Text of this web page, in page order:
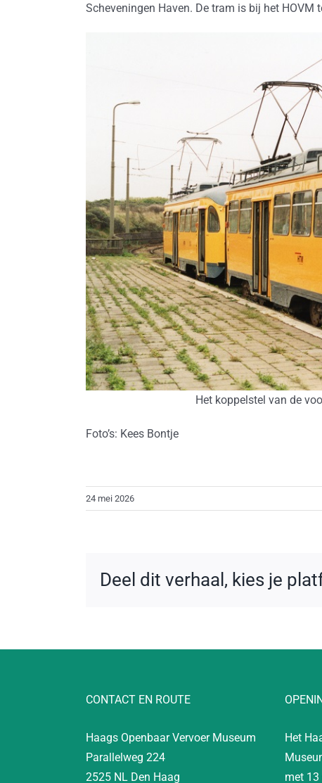
Scheveningen Haven. De tram is bij het
Het koppelstel van de
Foto’s: Kees Bontje
24 mei 2026
Deel dit verhaal, kies je
CONTACT EN ROUTE
Haags Openbaar Vervoer Museum
Parallelweg 224
2525 NL Den Haag
Het
met 13